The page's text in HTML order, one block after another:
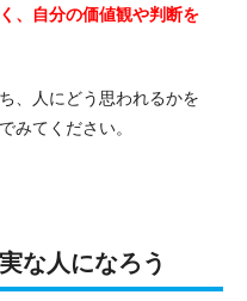
、自分の価値観や判断を
、人にどう思われるかを
みてください。
な人になろう